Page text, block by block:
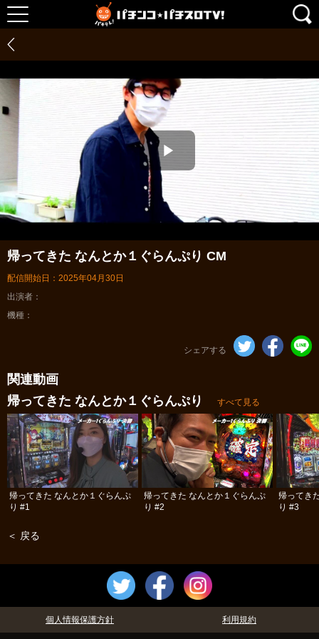
Play
Video
帰ってきた なんとか１ぐらんぷり CM
配信開始日：2025年04月30日
出演者
機種
シェアする
関連動画
帰ってきた なんとか１ぐらんぷり
すべて見る
帰ってきた なんとか１ぐらんぷ
り #1
帰ってきた なんとか１ぐらんぷ
り #2
帰ってき
り #3
＜ 戻る
個人情報保護方針 利用規約